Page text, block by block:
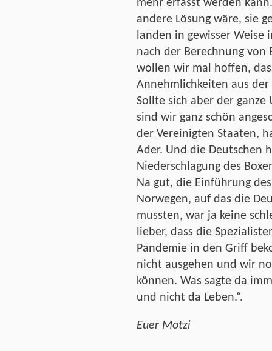
mehr erfasst werden
andere Lösung wäre, sie
landen in gewisser
nach der Berechnung von
wollen wir mal hoffen,
Annehmlichkeiten aus
Sollte sich aber der
sind wir ganz schön
der Vereinigten Staaten,
Ader. Und die Deutschen
Niederschlagung des
Na gut, die Einführung
Norwegen, auf das die
mussten, war ja keine
lieber, dass die
Pandemie in den Griff
nicht ausgehen und wir
können. Was sagte da
und nicht da Leben.“.
Euer Motzi